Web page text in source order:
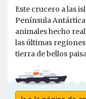
Este crucero a las
Península Antártica
animales hecho
las últimas
tierra de bellos